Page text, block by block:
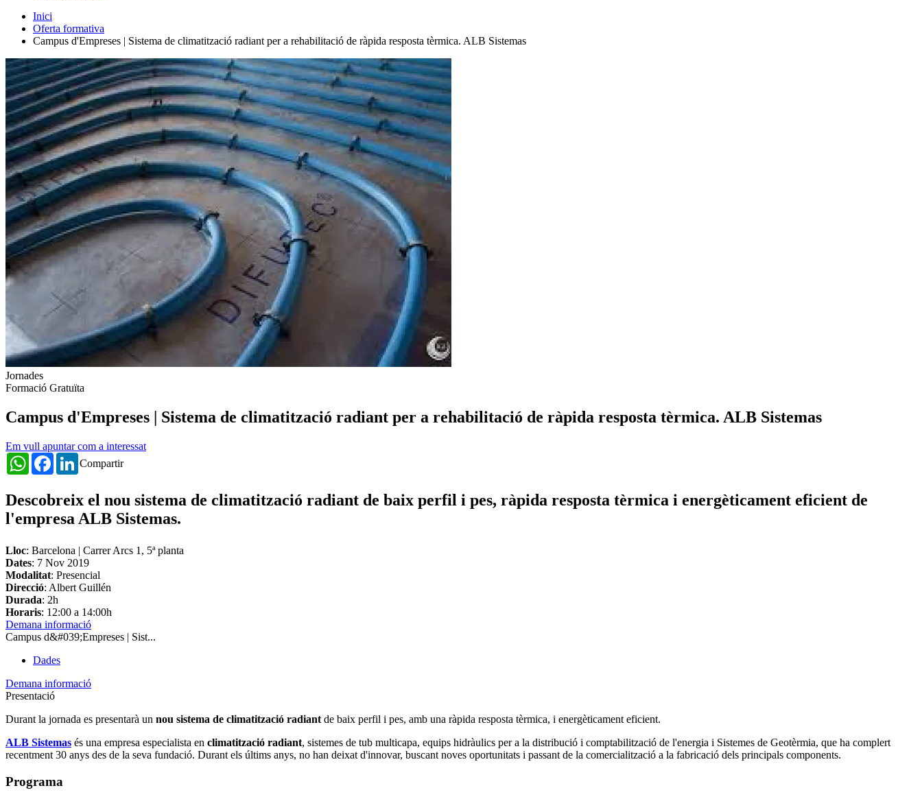
Inici
Oferta formativa
Campus d'Empreses | Sistema de climatització radiant per a rehabilitació de ràpida resposta tèrmica. ALB Sistemas
Jornades
Formació Gratuïta
Campus d'Empreses | Sistema de climatització radiant per a rehabilitació de ràpida resposta tèrmica. ALB Sistemas
Em vull apuntar com a interessat
Compartir
WhatsAppFacebookLinkedIn
Descobreix el nou sistema de climatització radiant de baix perfil i pes, ràpida resposta tèrmica i energèticament eficient de
l'empresa ALB Sistemas.
Lloc: Barcelona | Carrer Arcs 1, 5ª planta
Dates: 7 Nov 2019
Modalitat: Presencial
Direcció: Albert Guillén
Durada: 2h
Horaris: 12:00 a 14:00h
Demana informació
Campus d&#039;Empreses | Sist...
Dades
Demana informació
Presentació
Durant la jornada es presentarà un nou sistema de climatització radiant de baix perfil i pes, amb una ràpida resposta tèrmica, i energèticament eficient.
ALB Sistemas és una empresa especialista en climatització radiant, sistemes de tub multicapa, equips hidràulics per a la distribució i comptabilització de l'energia i Sistemes de Geotèrmia, que ha complert
recentment 30 anys des de la seva fundació. Durant els últims anys, no han deixat d'innovar, buscant noves oportunitats i passant de la comercialització a la fabricació dels principals components.
Programa